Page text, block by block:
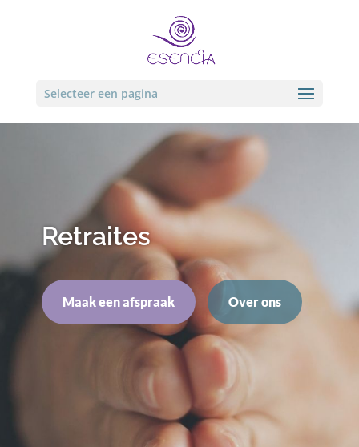
Selecteer een pagina
Retraites
Maak een afspraak Over ons